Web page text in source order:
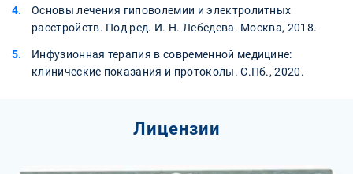
Основы лечения гиповолемии и электролитных
расстройств. Под ред. И. Н. Лебедева. Москва, 2018.
Инфузионная терапия в современной медицине:
клинические показания и протоколы. С.Пб., 2020.
Лицензии